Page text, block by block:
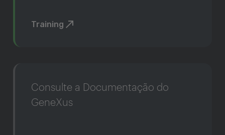
Training
Consulte a Documentação do
GeneXus